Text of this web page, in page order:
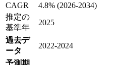
CAGR
4.8% (2026-2034)
推定の
基準年
2025
過去デ
ータ
2022-2024
予測期